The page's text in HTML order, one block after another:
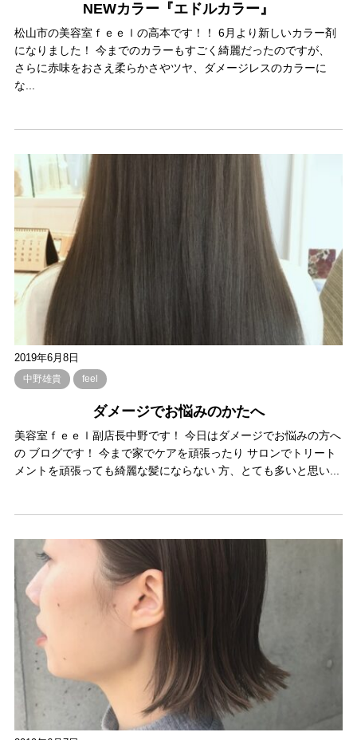
NEWカラー『エドルカラー』
松山市の美容室ｆｅｅｌの高本です！！ 6月より新しいカラー剤
になりました！ 今までのカラーもすごく綺麗だったのですが、
さらに赤味をおさえ柔らかさやツヤ、ダメージレスのカラーに
な...
2019年6月8日
中野雄貴 feel
ダメージでお悩みのかたへ
美容室ｆｅｅｌ副店長中野です！ 今日はダメージでお悩みの方へ
の ブログです！ 今まで家でケアを頑張ったり サロンでトリート
メントを頑張っても綺麗な髪にならない 方、とても多いと思い...